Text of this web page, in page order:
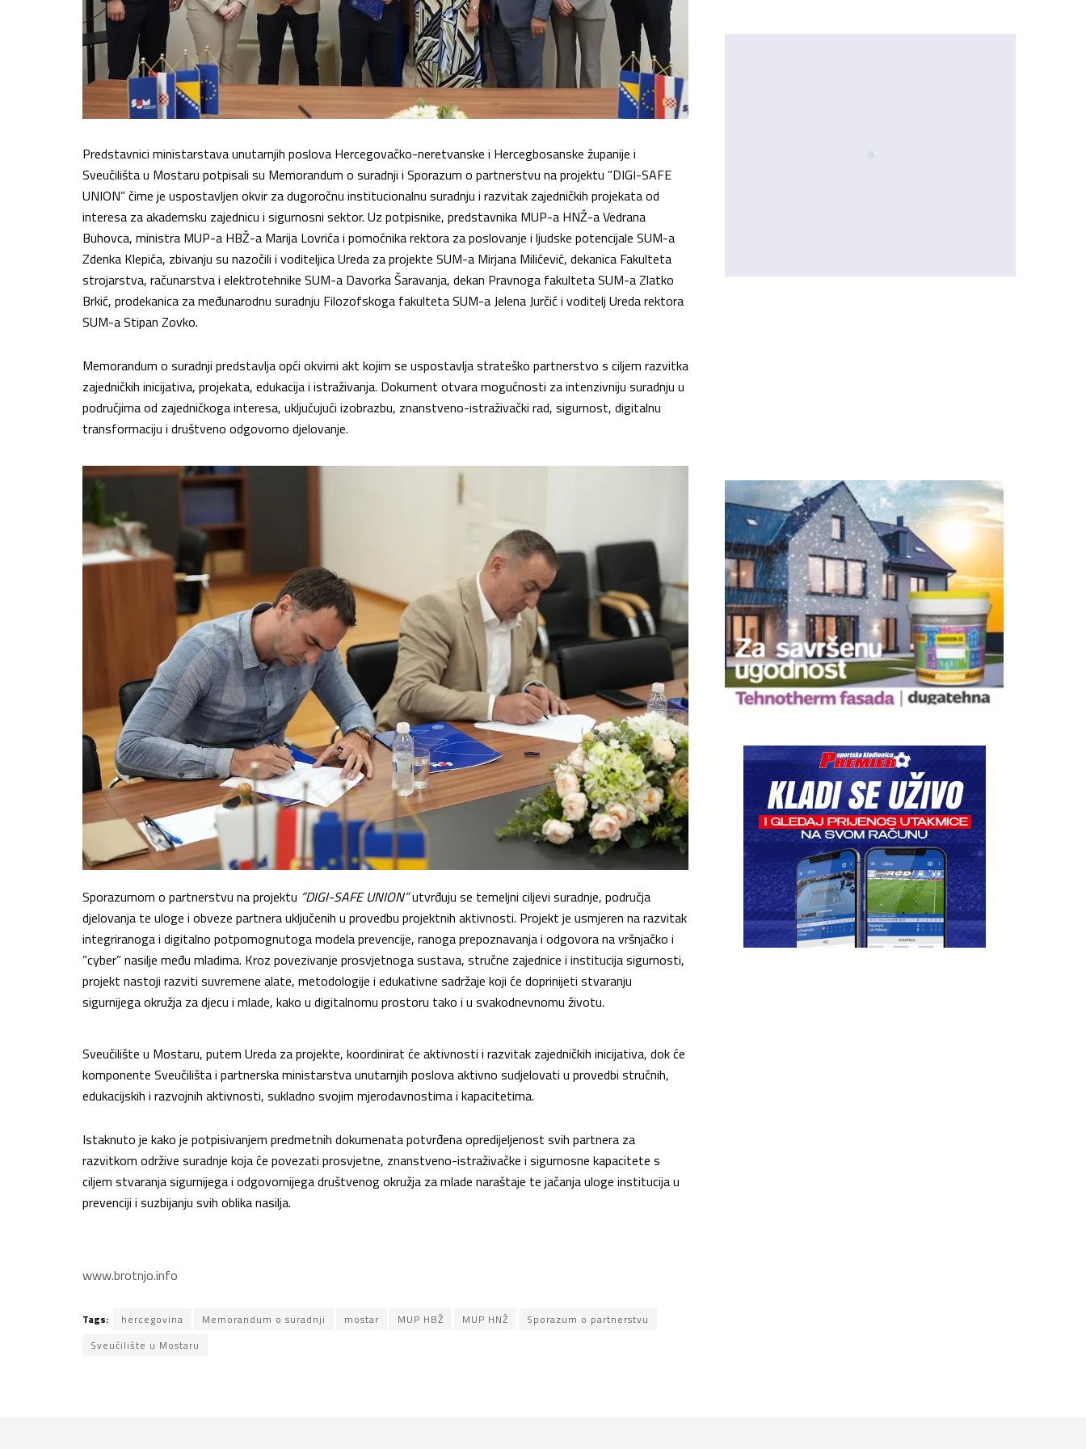
Predstavnici ministarstava unutarnjih poslova Hercegovačko-neretvanske i Hercegbosanske županije i
Sveučilišta u Mostaru potpisali su Memorandum o suradnji i Sporazum o partnerstvu na projektu ”DIGI-SAFE
UNION” čime je uspostavljen okvir za dugoročnu institucionalnu suradnju i razvitak zajedničkih projekata od
interesa za akademsku zajednicu i sigurnosni sektor. Uz potpisnike, predstavnika MUP-a HNŽ-a Vedrana
Buhovca, ministra MUP-a HBŽ-a Marija Lovrića i pomoćnika rektora za poslovanje i ljudske potencijale SUM-a
Zdenka Klepića, zbivanju su nazočili i voditeljica Ureda za projekte SUM-a Mirjana Milićević, dekanica Fakulteta
strojarstva, računarstva i elektrotehnike SUM-a Davorka Šaravanja, dekan Pravnoga fakulteta SUM-a Zlatko
Brkić, prodekanica za međunarodnu suradnju Filozofskoga fakulteta SUM-a Jelena Jurčić i voditelj Ureda rektora
SUM-a Stipan Zovko.
Memorandum o suradnji predstavlja opći okvirni akt kojim se uspostavlja strateško partnerstvo s ciljem razvitka
zajedničkih inicijativa, projekata, edukacija i istraživanja. Dokument otvara mogućnosti za intenzivniju suradnju u
područjima od zajedničkoga interesa, uključujući izobrazbu, znanstveno-istraživački rad, sigurnost, digitalnu
transformaciju i društveno odgovorno djelovanje.
Sporazumom o partnerstvu na projektu ”DIGI-SAFE UNION”utvrđuju se temeljni ciljevi suradnje, područja
djelovanja te uloge i obveze partnera uključenih u provedbu projektnih aktivnosti. Projekt je usmjeren na razvitak
integriranoga i digitalno potpomognutoga modela prevencije, ranoga prepoznavanja i odgovora na vršnjačko i
”cyber” nasilje među mladima. Kroz povezivanje prosvjetnoga sustava, stručne zajednice i institucija sigurnosti,
projekt nastoji razviti suvremene alate, metodologije i edukativne sadržaje koji će doprinijeti stvaranju
sigurnijega okružja za djecu i mlade, kako u digitalnomu prostoru tako i u svakodnevnomu životu.
Sveučilište u Mostaru, putem Ureda za projekte, koordinirat će aktivnosti i razvitak zajedničkih inicijativa, dok će
komponente Sveučilišta i partnerska ministarstva unutarnjih poslova aktivno sudjelovati u provedbi stručnih,
edukacijskih i razvojnih aktivnosti, sukladno svojim mjerodavnostima i kapacitetima.
Istaknuto je kako je potpisivanjem predmetnih dokumenata potvrđena opredijeljenost svih partnera za
razvitkom održive suradnje koja će povezati prosvjetne, znanstveno-istraživačke i sigurnosne kapacitete s
ciljem stvaranja sigurnijega i odgovornijega društvenog okružja za mlade naraštaje te jačanja uloge institucija u
prevenciji i suzbijanju svih oblika nasilja.
www.brotnjo.info
Tags: hercegovina Memorandum o suradnji mostar MUP HBŽ MUP HNŽ
Sporazum o partnerstvu
Sveučilište u Mostaru